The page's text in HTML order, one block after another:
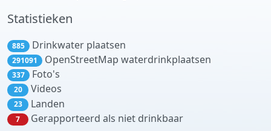
Statistieken
885 Drinkwater plaatsen
291091 OpenStreetMap waterdrinkplaatsen
337 Foto's
20 Videos
23 Landen
7 Gerapporteerd als niet drinkbaar